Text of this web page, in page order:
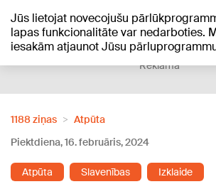
Jūs lietojat novecojušu
lapas funkcionalitāte var nedarboties.
iesakām atjaunot Jūsu
+18°C
Reklāma
1188 ziņas
Atpūta
Piektdiena, 16. februāris, 2024
Atpūta Slavenības Izklaide